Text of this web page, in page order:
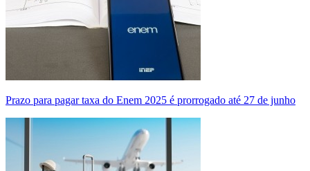
Prazo para pagar taxa do Enem 2025 é prorrogado até 27 de junho